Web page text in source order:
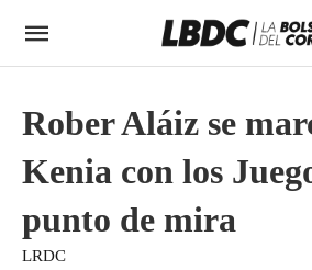
Rober Aláiz se
Kenia con los
punto de mira
LRDC